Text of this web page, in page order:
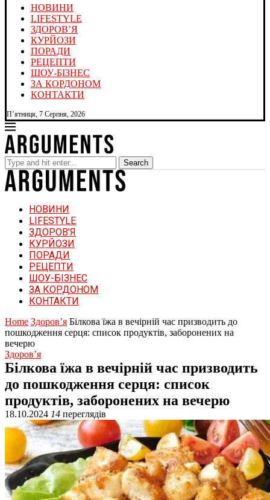
НОВИНИ
LIFESTYLE
ЗДОРОВ’Я
КУРЙОЗИ
ПОРАДИ
РЕЦЕПТИ
ШОУ-БІЗНЕС
ЗА КОРДОНОМ
КОНТАКТИ
П’ятниця, 7 Серпня, 2026
Search
НОВИНИ
LIFESTYLE
ЗДОРОВ’Я
КУРЙОЗИ
ПОРАДИ
РЕЦЕПТИ
ШОУ-БІЗНЕС
ЗА КОРДОНОМ
КОНТАКТИ
Home Здоров’я Білкова їжа в вечірній час призводить до
пошкодження серця: список продуктів, заборонених на
вечерю
Здоров’я
Білкова їжа в вечірній час призводить
до пошкодження серця: список
продуктів, заборонених на вечерю
18.10.2024 14 переглядів